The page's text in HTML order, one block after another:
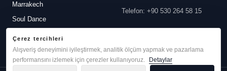
Marrakech
Soul Dance
Telefon: +90 530 264 58 15
Çerez tercihleri
Alışveriş deneyimini iyileştirmek, analitik ölçüm yapmak ve pazarlama
performansını izlemek için çerezler kullanıyoruz.
Detaylar